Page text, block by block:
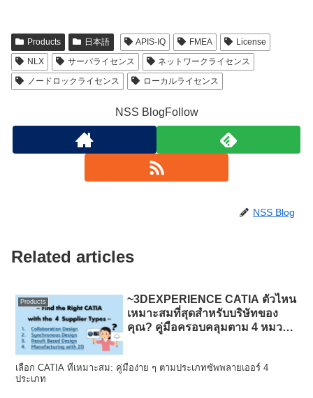
Products 日本語 APIS-IQ FMEA
License
NLX
サーバライセンス
ネットワークライセンス
ノードロックライセンス
ローカルライセンス
NSS BlogFollow
NSS Blog
Related articles
Products
~3DEXPERIENCE CATIA ตัวไหน
เหมาะสมที่สุดสำหรับบริษัทของ
คุณ? คู่มือครอบคลุมตาม 4 หมวด
เลือก CATIA ที่เหมาะสม: คู่มือง่าย ๆ ตามประเภทซัพพลายเออร์ 4
ประเภท